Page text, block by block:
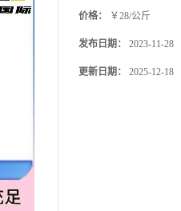
价格： ￥28/公斤
发布日期： 2023-11-28
更新日期： 2025-12-18